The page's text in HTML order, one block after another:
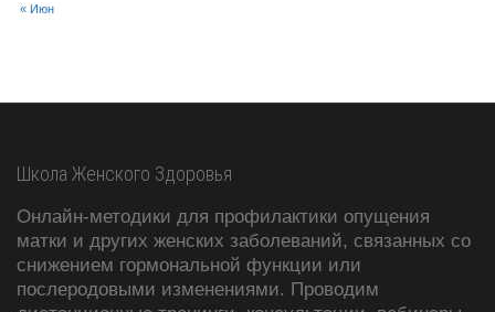
« Июн
Школа Женского Здоровья
Онлайн-методики для профилактики опущения
матки и других женских заболеваний, связанных со
снижением гормональной функции или
послеродовыми изменениями. Проводим